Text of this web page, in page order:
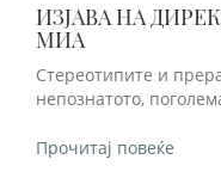
ИЗЈАВА НА
МИА
Стереотипите и
непознатото,
Прочитај повеќе